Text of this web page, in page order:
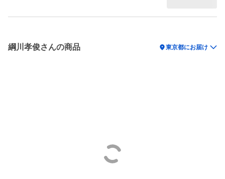
綱川孝俊さんの商品 location_on東京都にお届け